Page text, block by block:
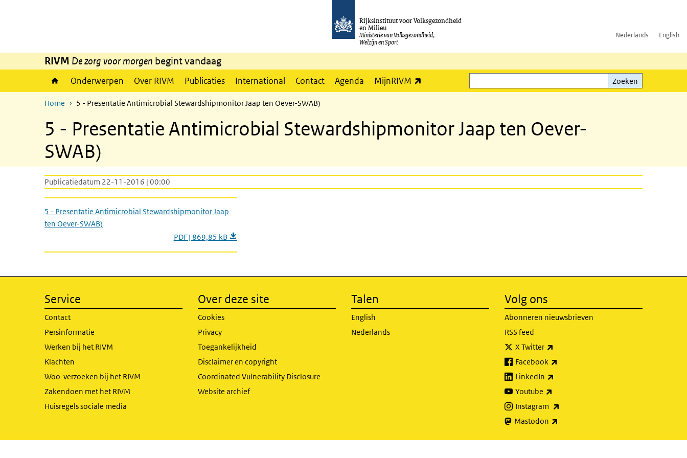
Rijksinstituut voor Volksgezondheid
en Milieu
Ministerie van Volksgezondheid,
Welzijn en Sport
Nederlands English
RIVM De zorg voor morgen begint vandaag
Onderwerpen Over RIVM Publicaties International Contact Agenda MijnRIVM
Zoeken
Zoeken
Home 5 - Presentatie Antimicrobial Stewardshipmonitor Jaap ten Oever-SWAB)
5 - Presentatie Antimicrobial Stewardshipmonitor Jaap ten Oever-
SWAB)
Publicatiedatum 22-11-2016 | 00:00
5 - Presentatie Antimicrobial Stewardshipmonitor Jaap
ten Oever-SWAB)
PDF | 869,85 kB
Service
Contact
Persinformatie
Werken bij het RIVM
Klachten
Woo-verzoeken bij het RIVM
Zakendoen met het RIVM
Huisregels sociale media
Over deze site
Cookies
Privacy
Toegankelijkheid
Disclaimer en copyright
Coordinated Vulnerability Disclosure
Website archief
Talen
English
Nederlands
Volg ons
Abonneren nieuwsbrieven
RSS feed
X Twitter
Facebook
LinkedIn
Youtube
Instagram
Mastodon